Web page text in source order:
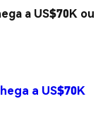
a US$70K ou
a US$70K